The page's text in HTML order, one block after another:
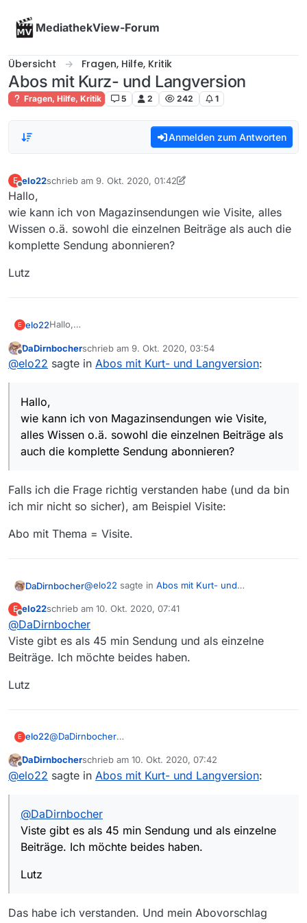
MediathekView-Forum
Übersicht Fragen, Hilfe, Kritik
Abos mit Kurz- und Langversion
Fragen, Hilfe, Kritik 5 2 242 1
Anmelden zum Antworten
E
Offline
elo22schrieb am 9. Okt. 2020, 01:42
zuletzt editiert von iks-jott 10. Okt. 2020, 09:52
Hallo,
wie kann ich von Magazinsendungen wie Visite, alles
Wissen o.ä. sowohl die einzelnen Beiträge als auch die
komplette Sendung abonnieren?
Lutz
E elo22Hallo,
Wissen o.ä. sowohl die einzelnen Beiträge als auch die
komplette Sendung abonnieren?
Lutz
Offline
DaDirnbocherschrieb am 9. Okt. 2020, 03:54
zuletzt editiert von
@elo22 sagte in Abos mit Kurt- und Langversion:
Hallo,
wie kann ich von Magazinsendungen wie Visite,
alles Wissen o.ä. sowohl die einzelnen Beiträge als
auch die komplette Sendung abonnieren?
Falls ich die Frage richtig verstanden habe (und da bin
ich mir nicht so sicher), am Beispiel Visite:
Abo mit Thema = Visite.
DaDirnbocher@elo22 sagte in Abos mit Kurt- und
wie kann ich von Magazinsendungen wie
Visite, alles Wissen o.ä. sowohl die
einzelnen Beiträge als auch die komplette
Falls ich die Frage richtig verstanden habe (und
da bin ich mir nicht so sicher), am Beispiel Visite:
E
Offline
elo22schrieb am 10. Okt. 2020, 07:41
zuletzt editiert von
@DaDirnbocher
Viste gibt es als 45 min Sendung und als einzelne
Beiträge. Ich möchte beides haben.
Lutz
E elo22@DaDirnbocher
Beiträge. Ich möchte beides haben.
Lutz
Offline
DaDirnbocherschrieb am 10. Okt. 2020, 07:42
zuletzt editiert von
@elo22 sagte in Abos mit Kurt- und Langversion:
@DaDirnbocher
Viste gibt es als 45 min Sendung und als einzelne
Beiträge. Ich möchte beides haben.
Lutz
Das habe ich verstanden. Und mein Abovorschlag